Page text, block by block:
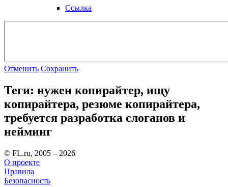
Ссылка
Отменить Сохранить
Теги: нужен копирайтер, ищу
копирайтера, резюме копирайтера,
требуется разработка слоганов и
нейминг
© FL.ru, 2005 – 2026
О проекте
Правила
Безопасность